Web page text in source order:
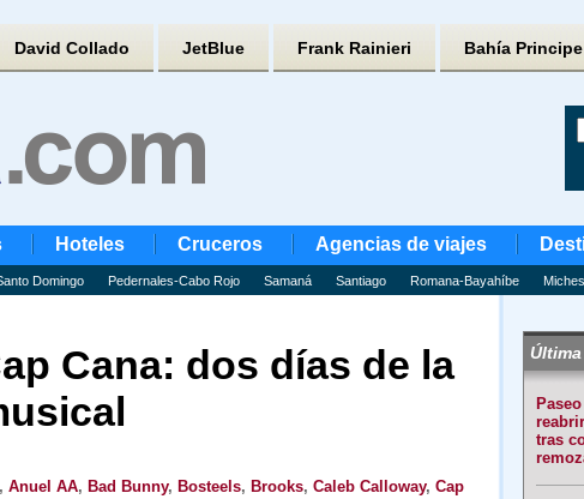
David Collado JetBlue Frank Rainieri Bahía Principe
Hoteles Cruceros Agencias de viajes
Domingo Pedernales-Cabo Rojo Samaná Santiago Romana-Bayahíbe Miches
Cana: dos días de la
Anuel AA, Bad Bunny, Bosteels, Brooks, Caleb Calloway, Cap
tras